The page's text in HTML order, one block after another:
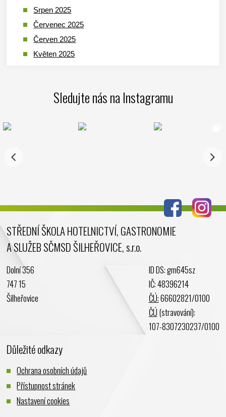
Srpen 2025
Červenec 2025
Červen 2025
Květen 2025
Leden 2025
Listopad 2024
Duben 2024
Březen 2024
Leden 2024
Listopad 2023
Srpen 2023
Červen 2023
Květen 2023
Duben 2023
Sledujte nás na Instagramu
STŘEDNÍ ŠKOLA HOTELNICTVÍ, GASTRONOMIE
A SLUŽEB SČMSD ŠILHEŘOVICE, s.r.o.
Dolní 356
747 15
Šilheřovice
ID DS: gm645sz
IČ: 48396214
ČÚ:66602821/0100
ČÚ (stravování):
107-8307230237/0100
Důležité odkazy
Ochrana osobních údajů
Přístupnost stránek
Nastavení cookies